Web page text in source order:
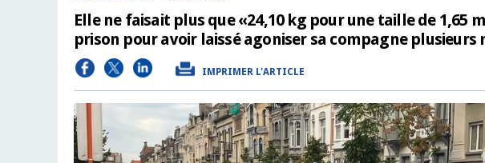
Elle ne faisait plus que «24,10 kg pour une taille de 1,65
prison pour avoir laissé agoniser sa compagne plusieurs
IMPRIMER L'ARTICLE